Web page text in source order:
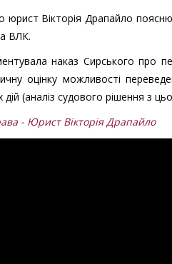
юрист Вікторія Драпайло
ВЛК.
наказ Сирського про
оцінку можливості
(аналіз судового рішення з
- Юрист Вікторія Драпайло